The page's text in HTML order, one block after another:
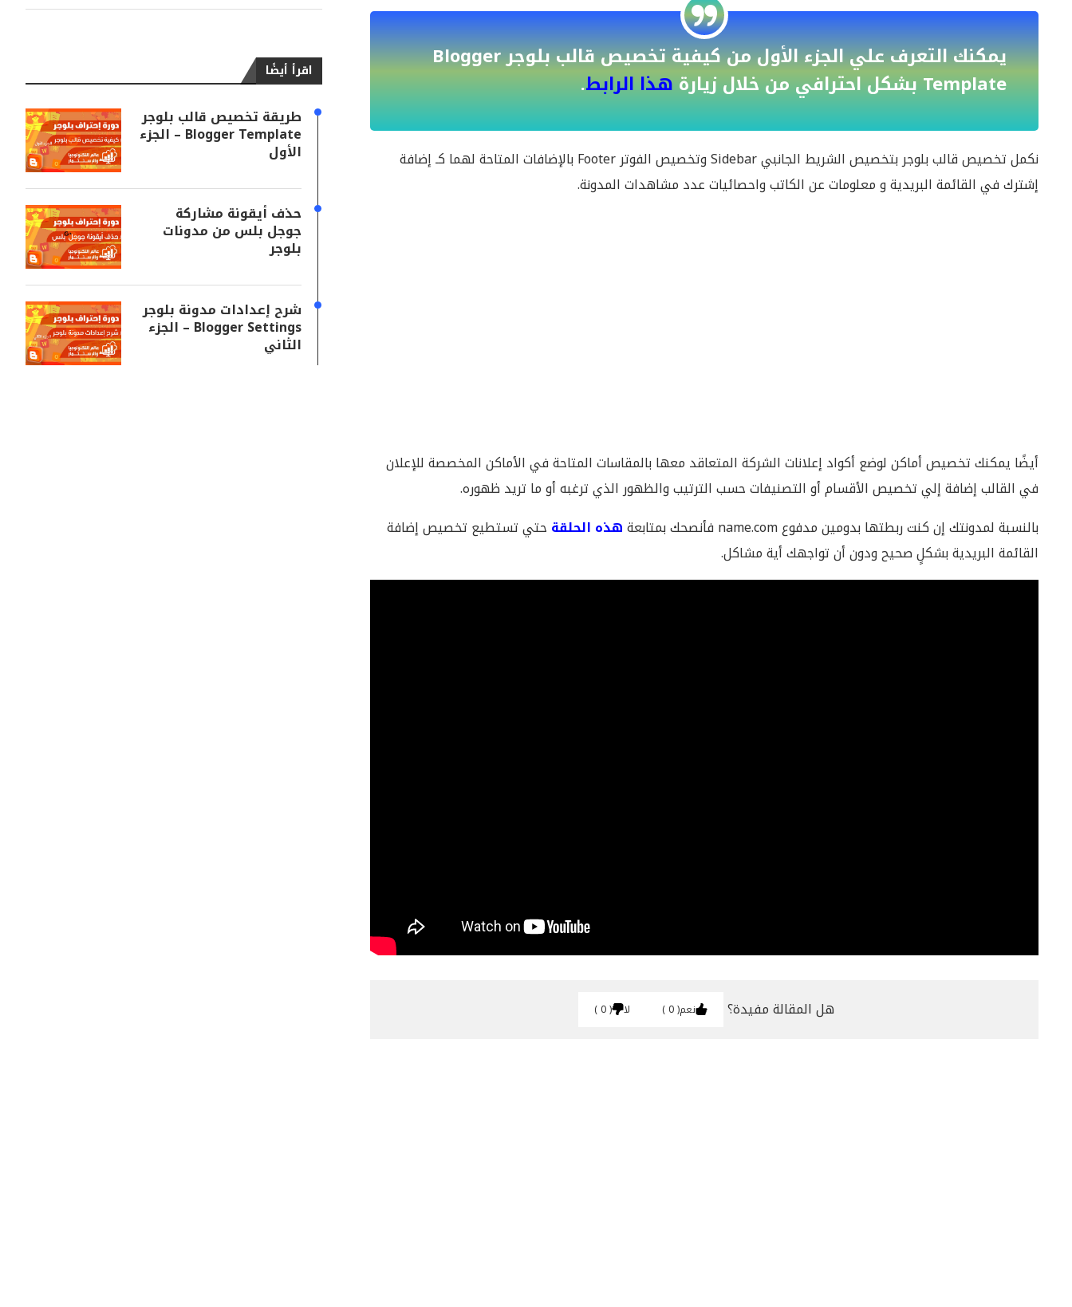
يمكنك التعرف علي الجزء الأول من كيفية تخصيص قالب بلوجر Blogger
Template بشكل احترافي من خلال زيارة
هذا الرابط.
نكمل تخصيص قالب بلوجر بتخصيص الشريط الجانبي Sidebar وتخصيص الفوتر Footer بالإضافات المتاحة لهما كـ إضافة
إشترك في القائمة البريدية و معلومات عن الكاتب واحصائيات عدد مشاهدات المدونة.
أيضًا يمكنك تخصيص أماكن لوضع أكواد إعلانات الشركة المتعاقد معها بالمقاسات المتاحة في الأماكن المخصصة للإعلان
في القالب إضافة إلي تخصيص الأقسام أو التصنيفات حسب الترتيب والظهور الذي ترغبه أو ما تريد ظهوره.
بالنسبة لمدونتك إن كنت ربطتها بدومين مدفوع name.com فأنصحك بمتابعة
هذه الحلقة حتي تستطيع تخصيص إضافة
القائمة البريدية بشكلٍ صحيح ودون أن تواجهك أية مشاكل.
هل المقالة مفيدة؟ نعم 0 لا 0
اقرأ أيضًا
طريقة تخصيص قالب بلوجر
Blogger Template – الجزء
الأول
حذف أيقونة مشاركة
جوجل بلس من مدونات
بلوجر
شرح إعدادات مدونة بلوجر
Blogger Settings – الجزء
الثاني